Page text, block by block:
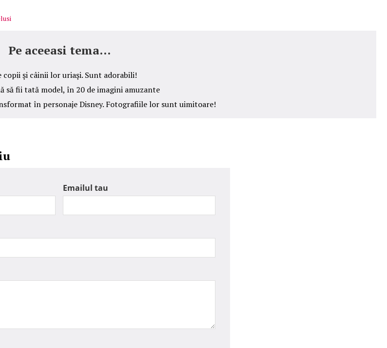
Pe aceeasi tema...
copii şi câinii lor uriaşi. Sunt adorabili!
să fii tată model, în 20 de imagini amuzante
în personaje Disney. Fotografiile lor sunt uimitoare!
Emailul tau